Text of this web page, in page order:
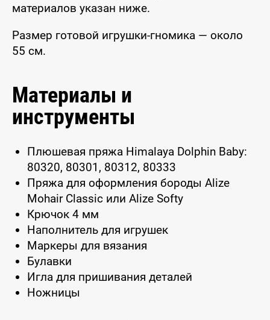
материалов указан ниже.
Размер готовой игрушки-гномика — около
55 см.
Материалы и
инструменты
Плюшевая пряжа Himalaya Dolphin Baby:
80320, 80301, 80312, 80333
Пряжа для оформления бороды Alize
Mohair Classic или Alize Softy
Крючок 4 мм
Наполнитель для игрушек
Маркеры для вязания
Булавки
Игла для пришивания деталей
Ножницы